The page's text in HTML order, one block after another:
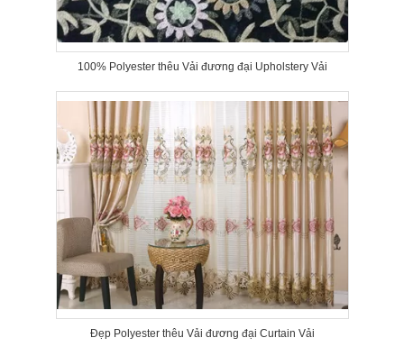
100% Polyester thêu Vải đương đại Upholstery Vải
Đẹp Polyester thêu Vải đương đại Curtain Vải